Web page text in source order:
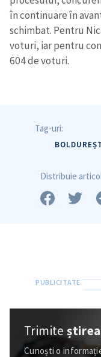
Trimite o informație
in English
în continuare în
schimbat. Pentru
voturi, iar pentru
604 de voturi.
Tag-uri:
Distribuie
Trimite
Cunoști o